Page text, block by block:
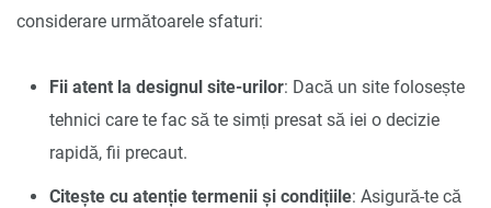
considerare următoarele sfaturi:
Fii atent la designul site-urilor: Dacă un site folosește
tehnici care te fac să te simți presat să iei o decizie
rapidă, fii precaut.
Citește cu atenție termenii și condițiile: Asigură-te că